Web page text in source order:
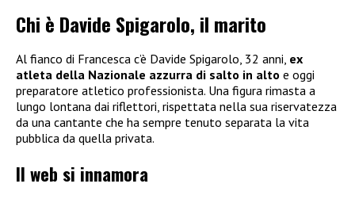
Chi è Davide Spigarolo, il marito
Al fianco di Francesca c’è Davide Spigarolo, 32 anni, ex
atleta della Nazionale azzurra di salto in alto e oggi
preparatore atletico professionista. Una figura rimasta a
lungo lontana dai riflettori, rispettata nella sua riservatezza
da una cantante che ha sempre tenuto separata la vita
pubblica da quella privata.
Il web si innamora